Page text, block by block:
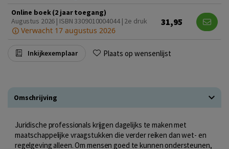
Online boek (2 jaar toegang)
Augustus 2026 | ISBN 3309010004044 | 2e druk
Verwacht 17 augustus 2026
31,95
Inkijkexemplaar Plaats op wensenlijst
Omschrijving
Juridische professionals krijgen dagelijks te maken met
maatschappelijke vraagstukken die verder reiken dan wet- en
regelgeving alleen. Om mensen goed te kunnen ondersteunen,